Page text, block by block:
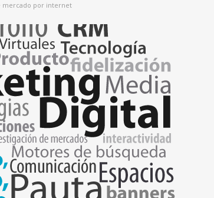
mercado por internet